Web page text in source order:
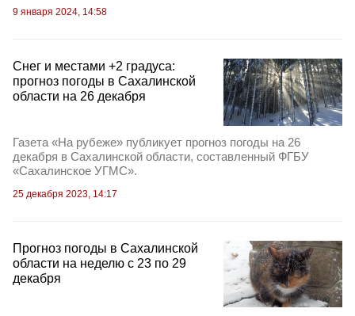
9 января 2024, 14:58
Снег и местами +2 градуса:
прогноз погоды в Сахалинской
области на 26 декабря
Газета «На рубеже» публикует прогноз погоды на 26
декабря в Сахалинской области, составленный ФГБУ
«Сахалинское УГМС».
25 декабря 2023, 14:17
Прогноз погоды в Сахалинской
области на неделю с 23 по 29
декабря